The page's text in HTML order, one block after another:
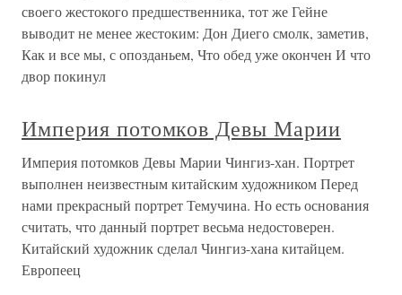
своего жестокого предшественника, тот же Гейне
выводит не менее жестоким: Дон Диего смолк, заметив,
Как и все мы, с опозданьем, Что обед уже окончен И что
двор покинул
Империя потомков Девы Марии
Империя потомков Девы Марии Чингиз-хан. Портрет
выполнен неизвестным китайским художником Перед
нами прекрасный портрет Темучина. Но есть основания
считать, что данный портрет весьма недостоверен.
Китайский художник сделал Чингиз-хана китайцем.
Европеец